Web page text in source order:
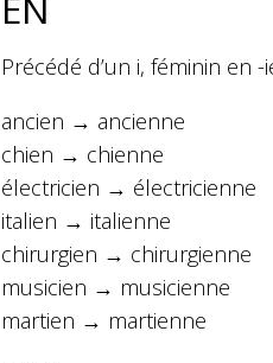
Précédé d’un i, féminin en -
ancien → ancienne
chien → chienne
électricien → électricienne
italien → italienne
chirurgien → chirurgienne
musicien → musicienne
martien → martienne